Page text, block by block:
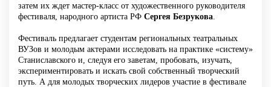
затем их ждет мастер-класс от художественного руководителя
фестиваля, народного артиста РФ Сергея Безрукова.
Фестиваль предлагает студентам региональных театральных
ВУЗов и молодым актерами исследовать на практике «систему»
Станиславского и, следуя его заветам, пробовать, изучать,
экспериментировать и искать свой собственный творческий
путь. А для молодых творческих лидеров участие в фестивале